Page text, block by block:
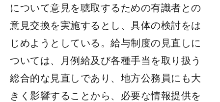
について意見を聴取するための有識者との
意見交換を実施するとし、具体の検討をは
じめようとしている。給与制度の見直しに
ついては、月例給及び各種手当を取り扱う
総合的な見直しであり、地方公務員にも大
きく影響することから、必要な情報提供を